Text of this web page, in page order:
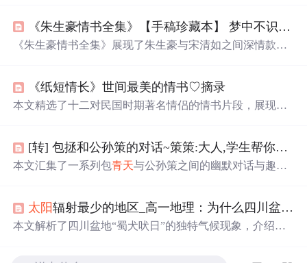
入Python技术实践线索，包括笔记生成脚本、CSDN质量分
工具、自学资源链接及多篇高阅读量Python技术博文索
《朱生豪情书全集》【手稿珍藏本】 梦中不识路，何以慰相思
《朱生豪情书全集》展现了朱生豪与宋清如之间深情款款
深的爱恋和无尽的思念。信件内容包括两人相识的点滴、
相思之情、诗词交流、人生感悟等，展现了他们独特的情
《纸短情长》世间最美的情书♡摘录
本文精选了十二对民国时期著名情侣的情书片段，展现了
载着深刻的情感与时代的印记。
[转] 包拯和公孙策的对话~策策:大人,学生帮你介绍了个对象~~~
本文汇集了一系列包青天与公孙策之间的幽默对话与趣
太阳辐射最少的地区_高一地理：为什么四川盆地是我国
本文解析了四川盆地“蜀犬吠日”的独特气候现象，介绍了